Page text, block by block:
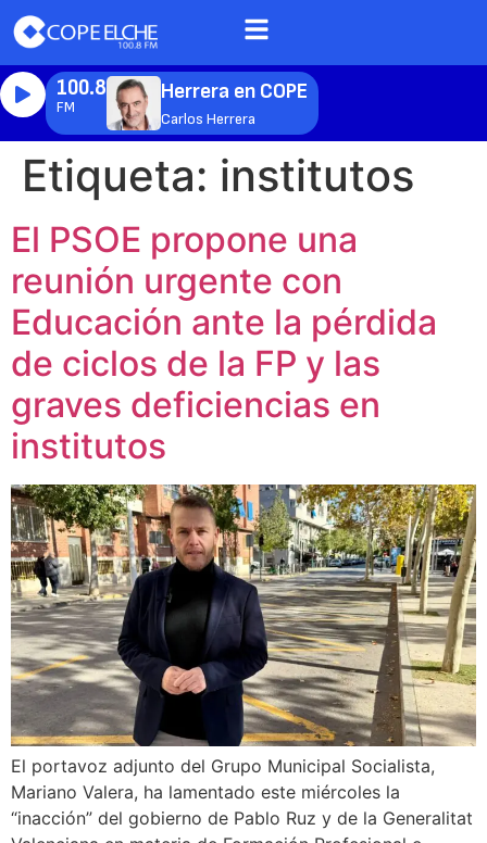
100.8
FM
Herrera en COPE
Carlos Herrera
Etiqueta: institutos
El PSOE propone una
reunión urgente con
Educación ante la pérdida
de ciclos de la FP y las
graves deficiencias en
institutos
El portavoz adjunto del Grupo Municipal Socialista,
Mariano Valera, ha lamentado este miércoles la
“inacción” del gobierno de Pablo Ruz y de la Generalitat